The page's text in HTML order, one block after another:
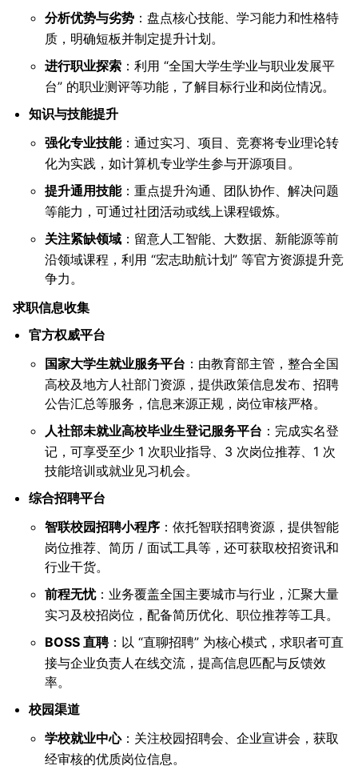
分析优势与劣势 ：盘点核心技能、学习能力和性格特
质，明确短板并制定提升计划。
进行职业探索 ：利用 “全国大学生学业与职业发展平
台” 的职业测评等功能，了解目标行业和岗位情况。
知识与技能提升
强化专业技能：通过实习、项目、竞赛将专业理论转
化为实践，如计算机专业学生参与开源项目。
提升通用技能：重点提升沟通、团队协作、解决问题
等能力，可通过社团活动或线上课程锻炼。
关注紧缺领域 ：留意人工智能、大数据、新能源等前
沿领域课程，利用 “宏志助航计划” 等官方资源提升竞
争力。
求职信息收集
官方权威平台
国家大学生就业服务平台 ：由教育部主管，整合全国
高校及地方人社部门资源，提供政策信息发布、招聘
公告汇总等服务，信息来源正规，岗位审核严格。
人社部未就业高校毕业生登记服务平台 ：完成实名登
记，可享受至少 1 次职业指导、3 次岗位推荐、1 次
技能培训或就业见习机会。
综合招聘平台
智联校园招聘小程序 ：依托智联招聘资源，提供智能
岗位推荐、简历 / 面试工具等，还可获取校招资讯和
行业干货。
前程无忧：业务覆盖全国主要城市与行业，汇聚大量
实习及校招岗位，配备简历优化、职位推荐等工具。
BOSS 直聘：以 “直聊招聘” 为核心模式，求职者可直
接与企业负责人在线交流，提高信息匹配与反馈效
率。
校园渠道
学校就业中心：关注校园招聘会、企业宣讲会，获取
经审核的优质岗位信息。